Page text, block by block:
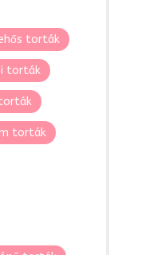
torták
torták
torták